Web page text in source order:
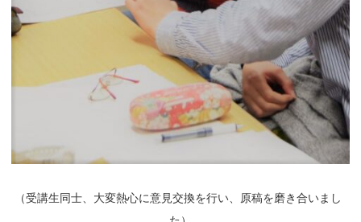
（受講生同士、大変熱心に意見交換を行い、原稿を磨き合いまし